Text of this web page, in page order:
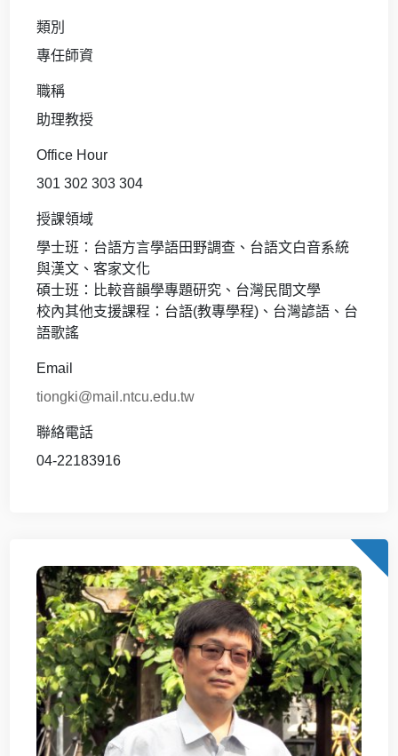
類別
專任師資
職稱
助理教授
Office Hour
301 302 303 304
授課領域
學士班：台語方言學語田野調查、台語文白音系統
與漢文、客家文化
碩士班：比較音韻學專題研究、台灣民間文學
校內其他支援課程：台語(教專學程)、台灣諺語、台
語歌謠
Email
tiongki@mail.ntcu.edu.tw
聯絡電話
04-22183916